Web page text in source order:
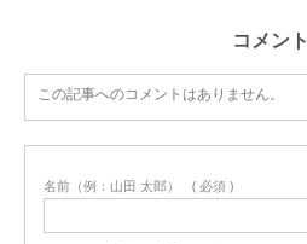
コメント
この記事へのコメントはありません。
名前（例：山田 太郎） ( 必須 )